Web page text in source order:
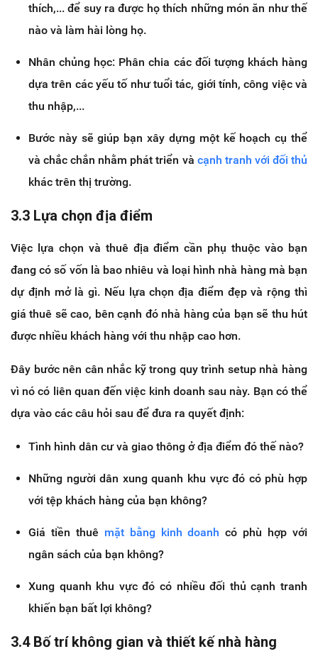
thích,... để suy ra được họ thích những món ăn như thế
nào và làm hài lòng họ.
Nhân chủng học: Phân chia các đối tượng khách hàng
dựa trên các yếu tố như tuổi tác, giới tính, công việc và
thu nhập,...
Bước này sẽ giúp bạn xây dựng một kế hoạch cụ thể
và chắc chắn nhằm phát triển và cạnh tranh với đối thủ
khác trên thị trường.
3.3 Lựa chọn địa điểm
Việc lựa chọn và thuê địa điểm cần phụ thuộc vào bạn
đang có số vốn là bao nhiêu và loại hình nhà hàng mà bạn
dự định mở là gì. Nếu lựa chọn địa điểm đẹp và rộng thì
giá thuê sẽ cao, bên cạnh đó nhà hàng của bạn sẽ thu hút
được nhiều khách hàng với thu nhập cao hơn.
Đây bước nên cân nhắc kỹ trong quy trình setup nhà hàng
vì nó có liên quan đến việc kinh doanh sau này. Bạn có thể
dựa vào các câu hỏi sau để đưa ra quyết định:
Tình hình dân cư và giao thông ở địa điểm đó thế nào?
Những người dân xung quanh khu vực đó có phù hợp
với tệp khách hàng của bạn không?
Giá tiền thuê mặt bằng kinh doanh có phù hợp với
ngân sách của bạn không?
Xung quanh khu vực đó có nhiều đối thủ cạnh tranh
khiến bạn bất lợi không?
3.4 Bố trí không gian và thiết kế nhà hàng